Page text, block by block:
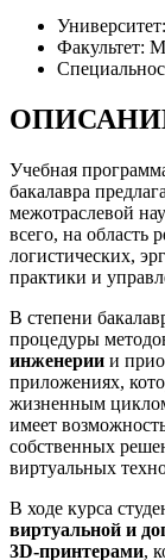
Университет:
Факультет:
Учебная
бакалавра
межотраслевой
всего, на область
логистических,
практики и
В степени
процедуры
инженерии и
приложениях,
жизненным
имеет
собственных
виртуальных
В ходе курса
виртуальной и
3D-принтерами,